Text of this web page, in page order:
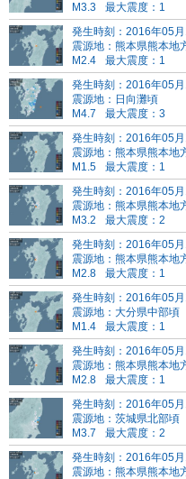
M3.3
最大震度：1
発生時刻：2016年05
震源地：熊本県熊本地
M2.4
最大震度：1
発生時刻：2016年05
震源地：日向灘頃
M4.7
最大震度：3
発生時刻：2016年05
震源地：熊本県熊本地
M1.5
最大震度：1
発生時刻：2016年05
震源地：熊本県熊本地
M3.2
最大震度：2
発生時刻：2016年05
震源地：熊本県熊本地
M2.8
最大震度：1
発生時刻：2016年05
震源地：大分県中部頃
M1.4
最大震度：1
発生時刻：2016年05
震源地：熊本県熊本地
M2.8
最大震度：1
発生時刻：2016年05
震源地：茨城県北部頃
M3.7
最大震度：2
発生時刻：2016年05
震源地：熊本県熊本地